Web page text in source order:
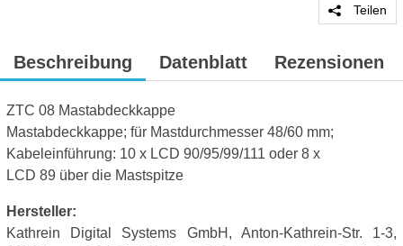
Teilen
Beschreibung Datenblatt Rezensionen
ZTC 08 Mastabdeckkappe
Mastabdeckkappe; für Mastdurchmesser 48/60 mm;
Kabeleinführung: 10 x LCD 90/95/99/111 oder 8 x
LCD 89 über die Mastspitze
Hersteller:
Kathrein Digital Systems GmbH, Anton-Kathrein-Str. 1-3,